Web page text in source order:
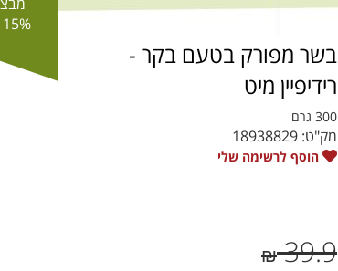
בשר מפורק בטעם בקר -
רידיפיין מיט
300 גרם
מק"ט: 18938829
הוסף לרשימה שלי
39.9
₪
15% הנחה